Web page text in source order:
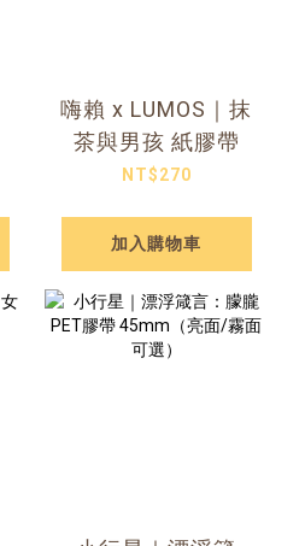
嗨賴 x LUMOS｜抹
茶與男孩 紙膠帶
NT$270
加入購物車